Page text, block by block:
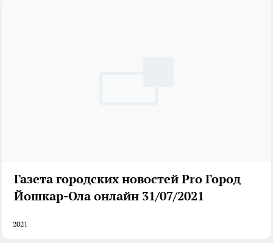
Газета городских новостей Pro Город
Йошкар-Ола онлайн 31/07/2021
2021